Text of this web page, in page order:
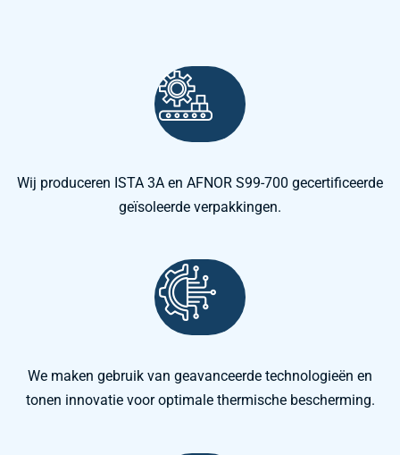
Wij produceren ISTA 3A en AFNOR S99-700 gecertificeerde
geïsoleerde verpakkingen.
We maken gebruik van geavanceerde technologieën en
tonen innovatie voor optimale thermische bescherming.